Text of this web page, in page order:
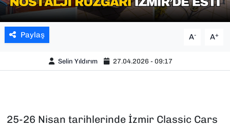
Paylaş A- A+
Selin Yıldırım 27.04.2026 - 09:17
25-26 Nisan tarihlerinde İzmir Classic Cars